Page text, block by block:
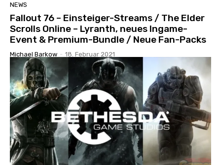
NEWS
Fallout 76 – Einsteiger-Streams / The Elder
Scrolls Online – Lyranth, neues Ingame-
Event & Premium-Bundle / Neue Fan-Packs
Michael Barkow - 18. Februar 2021